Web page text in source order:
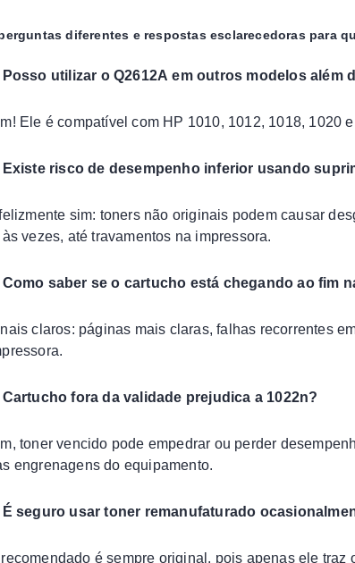
diferentes e respostas esclarecedoras para
Posso utilizar o Q2612A em outros modelos além
Ele é compatível com HP 1010, 1012, 1018, 1020
Existe risco de desempenho inferior usando
sim: toners não originais podem causar
às vezes, até travamentos na impressora.
Como saber se o cartucho está chegando ao fim
claros: páginas mais claras, falhas recorrentes
Cartucho fora da validade prejudica a 1022n?
toner vencido pode empedrar ou perder
engrenagens do equipamento.
É seguro usar toner remanufaturado
é sempre original, pois apenas ele